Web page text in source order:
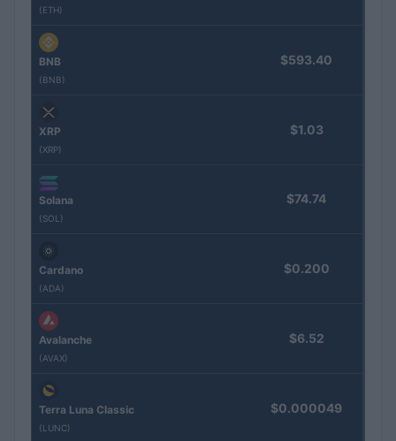
(ETH)
BNB
(BNB)
$593.40
XRP
(XRP)
$1.03
Solana
(SOL)
$74.74
Cardano
(ADA)
$0.200
Avalanche
(AVAX)
$6.52
Terra Luna Classic
(LUNC)
$0.000049